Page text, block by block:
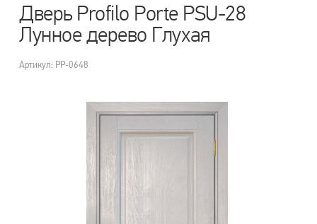
Дверь Profilo Porte PSU-28
Лунное дерево Глухая
Артикул: PP-0648